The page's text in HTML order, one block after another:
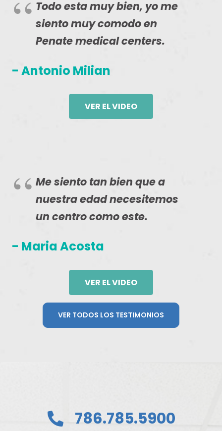
Todo esta muy bien, yo me
siento muy comodo en
Penate medical centers.
- Antonio Milian
VER EL VIDEO
Me siento tan bien que a
nuestra edad necesitemos
un centro como este.
- Maria Acosta
VER EL VIDEO
VER TODOS LOS TESTIMONIOS
786.785.5900